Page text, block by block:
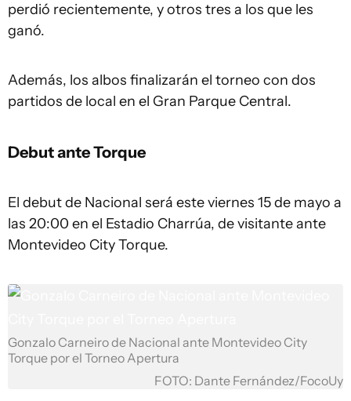
perdió recientemente, y otros tres a los que les
ganó.
Además, los albos finalizarán el torneo con dos
partidos de local en el Gran Parque Central.
Debut ante Torque
El debut de Nacional será este viernes 15 de mayo a
las 20:00 en el Estadio Charrúa, de visitante ante
Montevideo City Torque.
Gonzalo Carneiro de Nacional ante Montevideo City
Torque por el Torneo Apertura
FOTO: Dante Fernández/FocoUy